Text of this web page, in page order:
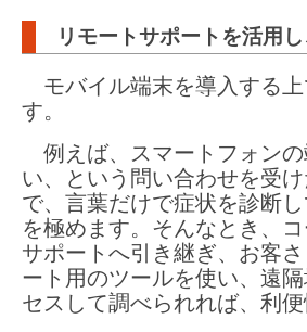
リモートサポートを活用
モバイル端末を導入する
す。
例えば、スマートフォン
い、という問い合わせを受
で、言葉だけで症状を診断
を極めます。そんなとき、
サポートへ引き継ぎ、お客
ート用のツールを使い、遠
セスして調べられれば、利